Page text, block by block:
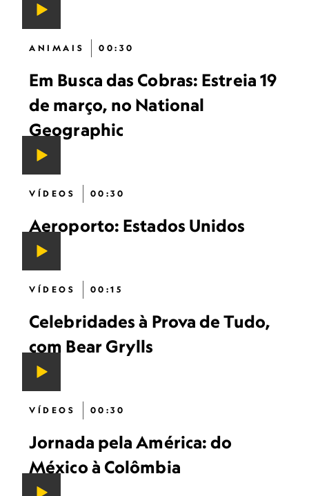
ANIMAIS 00:30
Em Busca das Cobras: Estreia 19
de março, no National
Geographic
VÍDEOS 00:30
Aeroporto: Estados Unidos
VÍDEOS 00:15
Celebridades à Prova de Tudo,
com Bear Grylls
VÍDEOS 00:30
Jornada pela América: do
México à Colômbia